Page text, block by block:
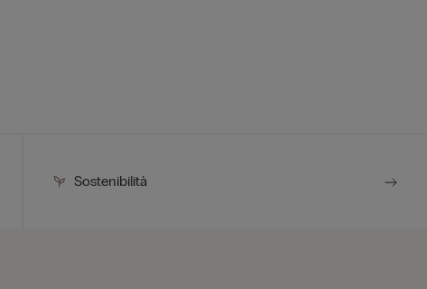
Sostenibilità